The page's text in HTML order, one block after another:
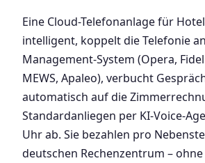
Eine Cloud-Telefonanlage für
intelligent, koppelt die Telefonie
Management-System (Opera,
MEWS, Apaleo), verbucht
automatisch auf die
Standardanliegen per KI-Voice-
Uhr ab. Sie bezahlen pro
deutschen Rechenzentrum –